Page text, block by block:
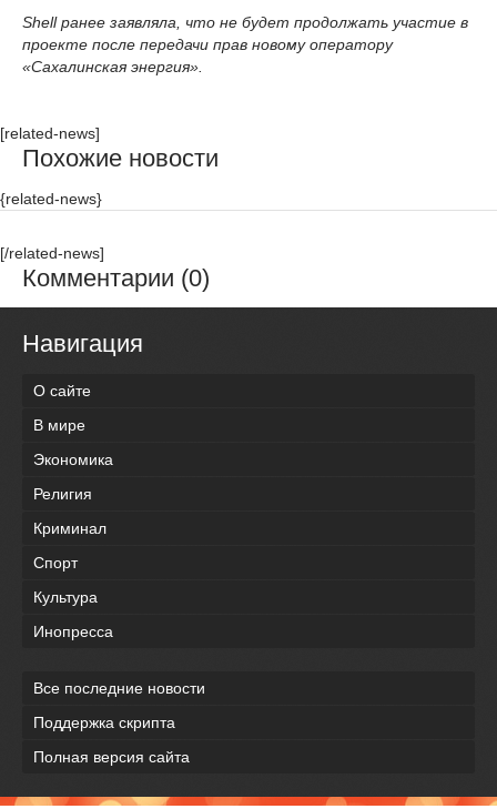
Shell ранее заявляла, что не будет продолжать участие в
проекте после передачи прав новому оператору
«Сахалинская энергия».
[related-news]
Похожие новости
{related-news}
[/related-news]
Комментарии (0)
Навигация
О сайте
В мире
Экономика
Религия
Криминал
Спорт
Культура
Инопресса
Все последние новости
Поддержка скрипта
Полная версия сайта